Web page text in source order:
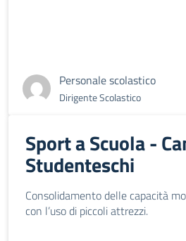
Personale scolastico
Dirigente Scolastico
Sport a Scuola -
Studenteschi
Consolidamento delle capacità
con l’uso di piccoli attrezzi.